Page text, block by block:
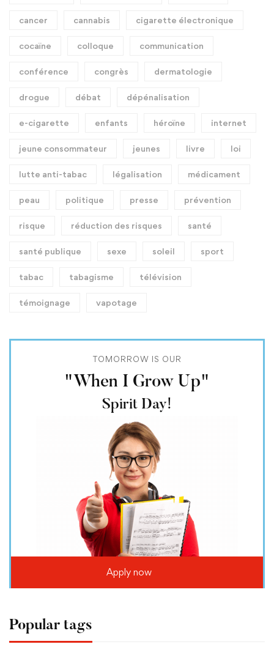
cancer cannabis cigarette électronique
cocaïne colloque communication
conférence congrès dermatologie
drogue débat dépénalisation
e-cigarette enfants héroïne internet
jeune consommateur jeunes livre loi
lutte anti-tabac légalisation médicament
peau politique presse prévention
risque réduction des risques santé
santé publique sexe soleil sport
tabac tabagisme télévision
témoignage vapotage
TOMORROW IS OUR
"When I Grow Up"
Spirit Day!
Apply now
Popular tags